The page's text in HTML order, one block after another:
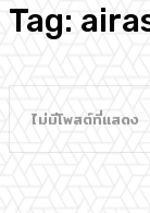
Tag:
ไม่มีโพสต์ที่แสดง